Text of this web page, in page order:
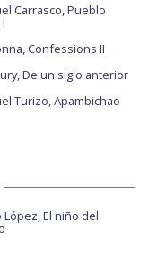
Carrasco, Pueblo
Confessions II
De un siglo anterior
Turizo, Apambichao
López, El niño del